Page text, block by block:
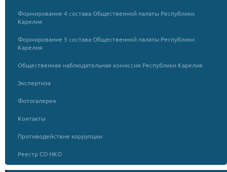
Формирование 4 состава Общественной палаты Республики
Карелия
Формирование 5 состава Общественной палаты Республики
Карелия
Общественная наблюдательная комиссия Республики Карелия
Экспертиза
Фотогалерея
Контакты
Противодействие коррупции
Реестр СО НКО